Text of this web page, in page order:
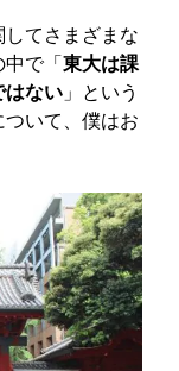
てさまざまな
で「 東大は課
はない 」という
いて、僕はお